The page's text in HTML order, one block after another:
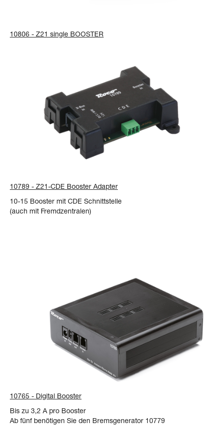
10806 - Z21 single BOOSTER
10789 - Z21-CDE Booster Adapter
10-15 Booster mit CDE Schnittstelle
(auch mit Fremdzentralen)
10765 - Digital Booster
Bis zu 3,2 A pro Booster
Ab fünf benötigen Sie den Bremsgenerator 10779